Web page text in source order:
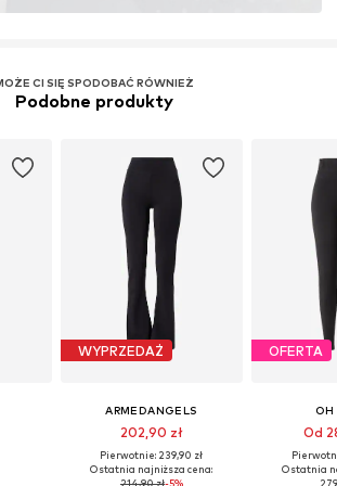
CI SIĘ SPODOBAĆ RÓWNIEŻ
Podobne produkty
WYPRZEDAŻ
ARMEDANGELS
202,90 zł
Pierwotnie: 239,90 zł
Ostatnia najniższa cena:
214,90 zł-5%
OFERTA
OH
Od
Ostatnia